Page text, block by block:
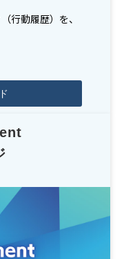
行動履歴）を、